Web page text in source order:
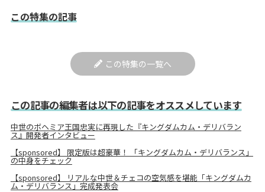
この特集の記事
この特集の一覧へ
この記事の編集者は以下の記事をオススメしています
中世のボヘミア王国忠実に再現した『キングダムカム・デリバラン
ス』開発者インタビュー
【sponsored】 限定版は超豪華！ 「キングダムカム・デリバランス」
の中身をチェック
【sponsored】 リアルな中世＆チェコの空気感を堪能「キングダムカ
ム・デリバランス」完成発表会